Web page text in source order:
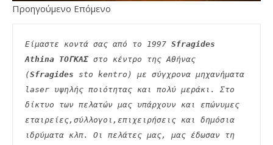
Προηγούμενο Επόμενο
Είμαστε κοντά σας από το 1997 Sfragides
Athina ΤΟΓΚΑΣ στο κέντρο της Αθήνας
(Sfragides sto kentro) με σύγχρονα μηχανήματα
laser υψηλής ποιότητας και πολύ μεράκι. Στο
δίκτυο των πελατών μας υπάρχουν και επώνυμες
εταιρείες,σύλλογοι,επιχειρήσεις και δημόσια
ιδρύματα κλπ. Οι πελάτες μας, μας έδωσαν τη